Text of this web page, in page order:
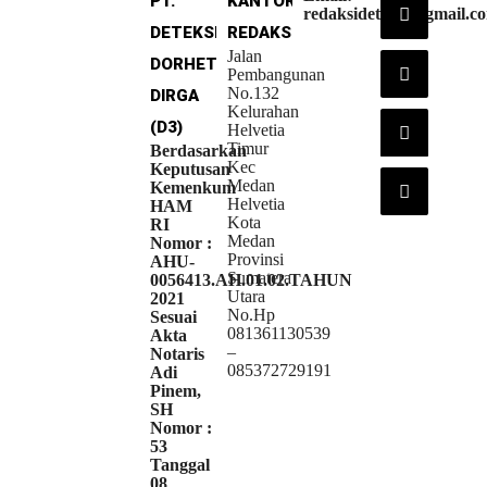
DETEKSI
DORHETA
DIRGA
(D3)
Berdasarkan
Keputusan
Kemenkum
HAM
RI
Nomor :
AHU-
0056413.AH.01.02.TAHUN
2021
Sesuai
Akta
Notaris
Adi
Pinem,
SH
Nomor :
53
Tanggal
08
REDAKSI
Jalan
Pembangunan
No.132
Kelurahan
Helvetia
Timur
Kec
Medan
Helvetia
Kota
Medan
Provinsi
Sumatera
Utara
No.Hp
081361130539
–
085372729191